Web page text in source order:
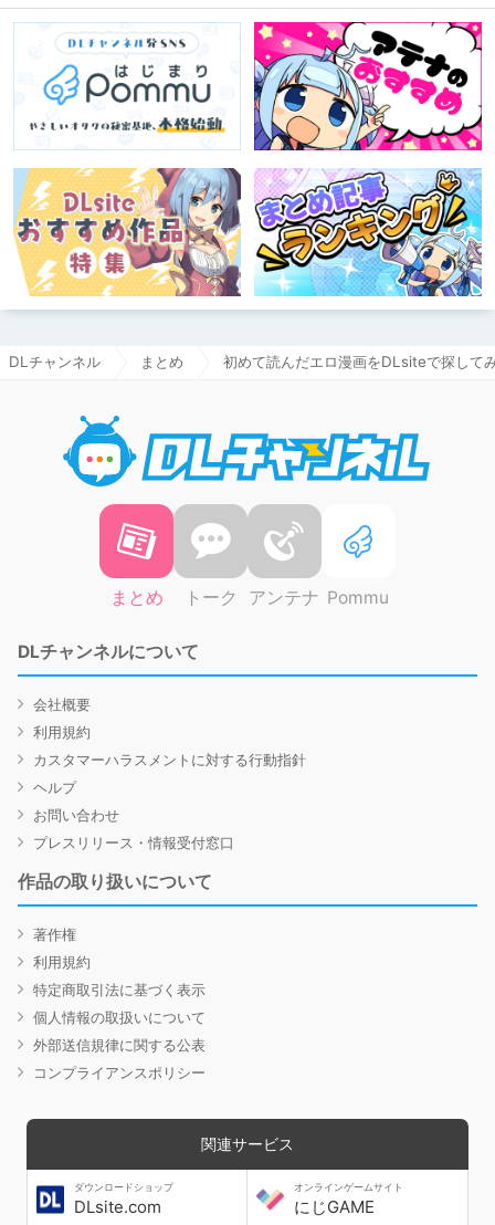
DLチャンネル まとめ 初めて読んだエロ漫画をDLsiteで探して
まとめ トーク アンテナ Pommu
DLチャンネルについて
会社概要
利用規約
カスタマーハラスメントに対する行動指針
ヘルプ
お問い合わせ
プレスリリース・情報受付窓口
作品の取り扱いについて
著作権
利用規約
特定商取引法に基づく表示
個人情報の取扱いについて
外部送信規律に関する公表
コンプライアンスポリシー
関連サービス
ダウンロードショップ
DLsite.com
オンラインゲームサイト
にじGAME